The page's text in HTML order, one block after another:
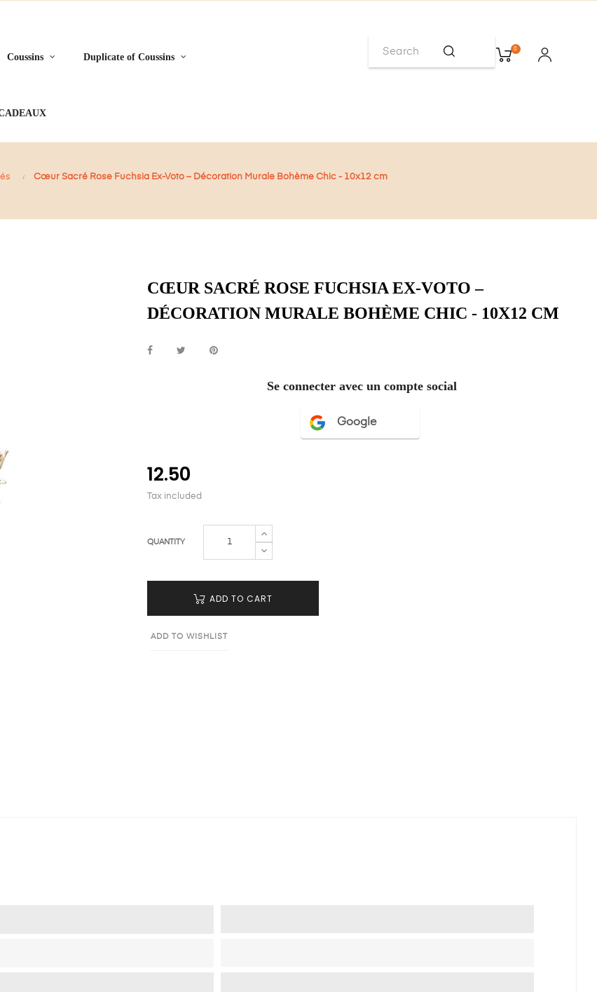
Coussins Duplicate of Coussins
0
Cœur Sacré Rose Fuchsia Ex-Voto – Décoration Murale Bohème Chic - 10x12 cm
CŒUR SACRÉ ROSE FUCHSIA EX-VOTO –
DÉCORATION MURALE BOHÈME CHIC - 10X12 CM
Se connecter avec un compte social
Google
12.50
Tax included
QUANTITY
ADD TO CART
ADD TO WISHLIST